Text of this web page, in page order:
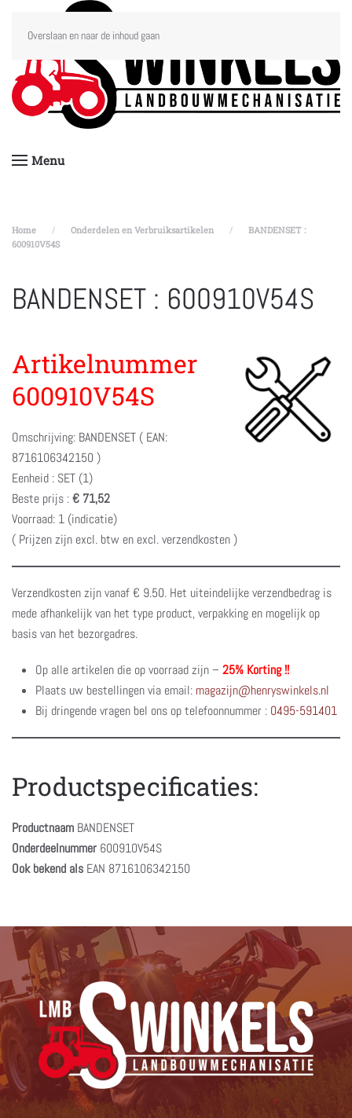
Overslaan en naar de inhoud gaan
Menu
Home Onderdelen en Verbruiksartikelen
BANDENSET :
600910V54S
BANDENSET : 600910V54S
Artikelnummer
600910V54S
Omschrijving: BANDENSET ( EAN:
8716106342150 )
Eenheid : SET (1)
Beste prijs :€ 71,52
Voorraad: 1 (indicatie)
( Prijzen zijn excl. btw en excl. verzendkosten )
Verzendkosten zijn vanaf € 9.50. Het uiteindelijke verzendbedrag is
mede afhankelijk van het type product, verpakking en mogelijk op
basis van het bezorgadres.
Op alle artikelen die op voorraad zijn – 25% Korting !!
Plaats uw bestellingen via email: magazijn@henryswinkels.nl
Bij dringende vragen bel ons op telefoonnummer : 0495-591401
Productspecificaties:
Productnaam BANDENSET
Onderdeelnummer 600910V54S
Ook bekend als EAN 8716106342150